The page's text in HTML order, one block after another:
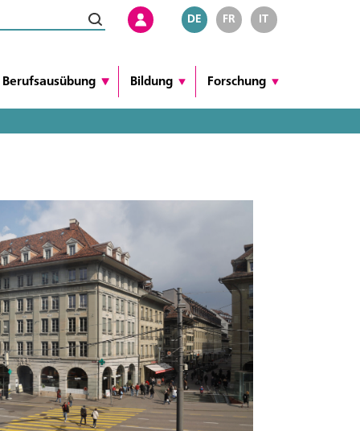
DE FR IT
Berufsausübung Bildung Forschung